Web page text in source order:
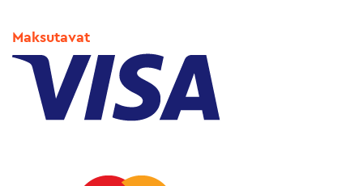
Maksutavat